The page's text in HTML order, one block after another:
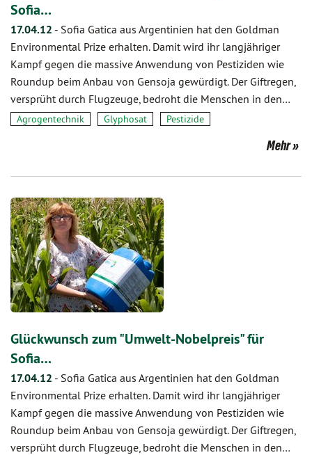
Sofia…
17.04.12 - Sofia Gatica aus Argentinien hat den Goldman
Environmental Prize erhalten. Damit wird ihr langjähriger
Kampf gegen die massive Anwendung von Pestiziden wie
Roundup beim Anbau von Gensoja gewürdigt. Der Giftregen,
versprüht durch Flugzeuge, bedroht die Menschen in den…
Agrogentechnik Glyphosat Pestizide
Mehr
Glückwunsch zum "Umwelt-Nobelpreis" für
Sofia…
17.04.12 - Sofia Gatica aus Argentinien hat den Goldman
Environmental Prize erhalten. Damit wird ihr langjähriger
Kampf gegen die massive Anwendung von Pestiziden wie
Roundup beim Anbau von Gensoja gewürdigt. Der Giftregen,
versprüht durch Flugzeuge, bedroht die Menschen in den…